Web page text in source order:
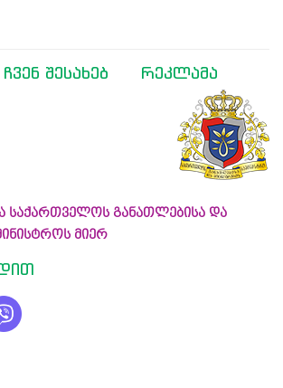
ჩვენ შესახებ რეკლამა
საქართველოს განათლებისა და
მიერ